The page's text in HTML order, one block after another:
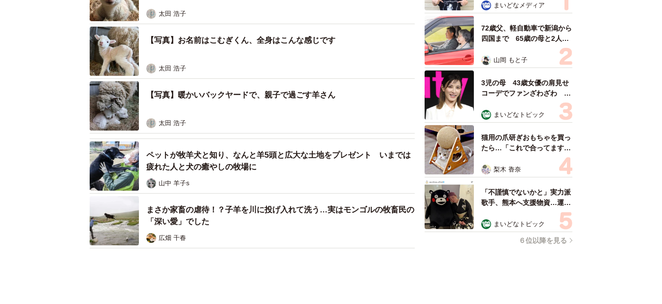
太田 浩子
【写真】お名前はこむぎくん、全身はこんな感じです
太田 浩子
【写真】暖かいバックヤードで、親子で過ごす羊さん
太田 浩子
ペットが牧羊犬と知り、なんと羊5頭と広大な土地をプレゼント いまでは
疲れた人と犬の癒やしの牧場に
山中 羊子s
まさか家畜の虐待！？子羊を川に投げ入れて洗う…実はモンゴルの牧畜民の
「深い愛」でした
広畑 千春
雰囲気が」「宝塚に入れそ
う」
まいどなメディア
72歳父、軽自動車で新潟から
四国まで 65歳の母と2人で
3泊4日の旅 パーキングの休
憩まで分刻み… 「大学生で
も組まねえよ！」
山岡 もと子
3児の母 43歳女優の肩見せ
コーデでファンざわざわ
「色っぽすぎて思わず二度
見」「むっかしからずっと可
愛い」
まいどなトピック
猫用の爪研ぎおもちゃを買っ
たら…「これで合ってます
か？」予想外の使い方が大反
響 「100点満点」「かわい
いからよし！」
梨木 香奈
「不謹慎でないかと」実力派
歌手、熊本へ支援物資…運搬
トラックの車体デザインにた
めらい 「痛いほど伝わる」
「行動され立派」
まいどなトピック
６位以降を見る